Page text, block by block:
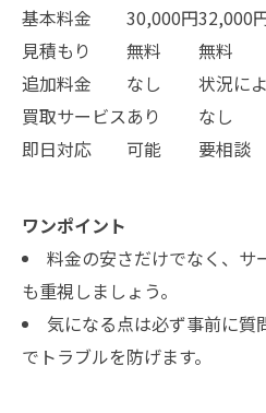
基本料金
30,000円32,000
見積もり
無料 無料
追加料金
なし 状況に
買取サービスあり なし
即日対応
可能 要相談
ワンポイント
料金の安さだけでなく、サ
も重視しましょう。
気になる点は必ず事前に質
でトラブルを防げます。